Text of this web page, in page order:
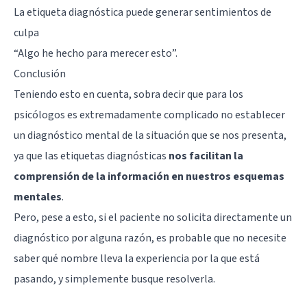
La etiqueta diagnóstica puede generar sentimientos de
culpa
“Algo he hecho para merecer esto”.
Conclusión
Teniendo esto en cuenta, sobra decir que para los
psicólogos es extremadamente complicado no establecer
un diagnóstico mental de la situación que se nos presenta,
ya que las etiquetas diagnósticas nos facilitan la
comprensión de la información en nuestros esquemas
mentales.
Pero, pese a esto, si el paciente no solicita directamente un
diagnóstico por alguna razón, es probable que no necesite
saber qué nombre lleva la experiencia por la que está
pasando, y simplemente busque resolverla.